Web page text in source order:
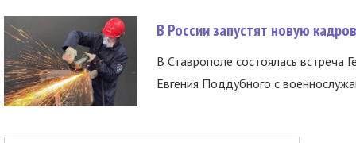
В России запустят новую
В Ставрополе состоялась встреча
Евгения Поддубного с